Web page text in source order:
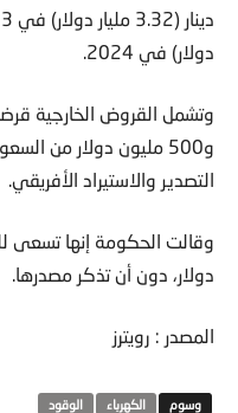
دولار) في 2024.
التصدير والاستيراد الأفريقي.
دولار، دون أن تذكر مصدرها.
المصدر : رويترز
الكهرباء الوقود